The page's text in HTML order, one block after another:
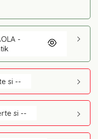
-
si --
si --